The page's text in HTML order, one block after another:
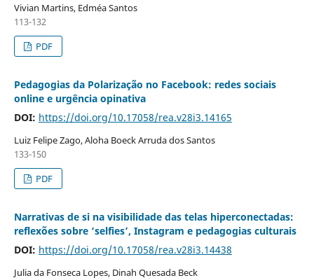
Vivian Martins, Edméa Santos
113-132
PDF
Pedagogias da Polarização no Facebook: redes sociais
online e urgência opinativa
DOI: https://doi.org/10.17058/rea.v28i3.14165
Luiz Felipe Zago, Aloha Boeck Arruda dos Santos
133-150
PDF
Narrativas de si na visibilidade das telas hiperconectadas:
reflexões sobre ‘selfies’, Instagram e pedagogias culturais
DOI: https://doi.org/10.17058/rea.v28i3.14438
Julia da Fonseca Lopes, Dinah Quesada Beck